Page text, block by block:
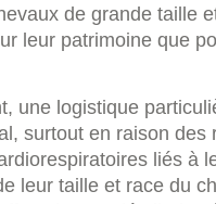
de grande taille
leur patrimoine que
une logistique
surtout en raison des
liés à
leur taille et race du